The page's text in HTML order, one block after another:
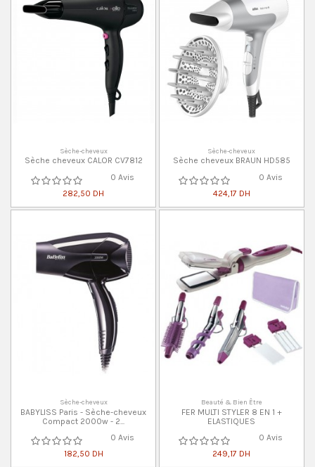
Sèche-cheveux
Sèche cheveux CALOR CV7812
0 Avis
282,50 DH
Sèche-cheveux
Sèche cheveux BRAUN HD585
0 Avis
424,17 DH
Sèche-cheveux
BABYLISS Paris - Sèche-cheveux
Compact 2000w - 2...
0 Avis
182,50 DH
Beauté & Bien Être
FER MULTI STYLER 8 EN 1 +
ELASTIQUES
0 Avis
249,17 DH